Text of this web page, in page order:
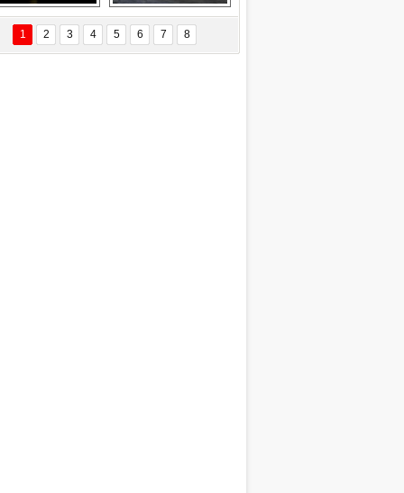
ÖZYANIK
Değişti?
Delta uçağına
yıldırım çarptı
Ford Focus RS
(2015)
1 2 3 4 5 6 7 8